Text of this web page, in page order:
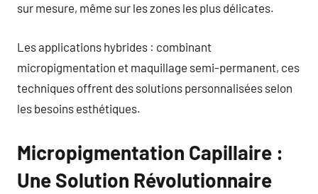
sur mesure, même sur les zones les plus délicates.
Les applications hybrides : combinant
micropigmentation et maquillage semi-permanent, ces
techniques offrent des solutions personnalisées selon
les besoins esthétiques.
Micropigmentation Capillaire :
Une Solution Révolutionnaire